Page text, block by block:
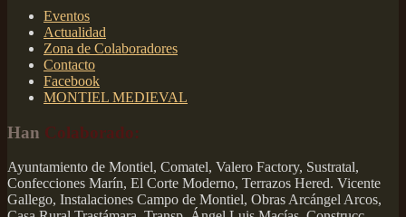
Eventos
Actualidad
Zona de Colaboradores
Contacto
Facebook
MONTIEL MEDIEVAL
Han Colaborado:
Ayuntamiento de Montiel, Comatel, Valero Factory, Sustratal,
Confecciones Marín, El Corte Moderno, Terrazos Hered. Vicente
Gallego, Instalaciones Campo de Montiel, Obras Arcángel Arcos,